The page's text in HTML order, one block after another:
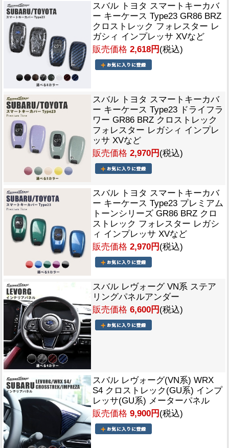
スバル トヨタ スマートキーカバ
ー キーケース Type23 GR86 BRZ
クロストレック フォレスター レ
ガシィ インプレッサ XVなど
販売価格 2,618円 (税込)
スバル トヨタ スマートキーカバ
ー キーケース Type23 ドライフラ
ワー GR86 BRZ クロストレック
フォレスター レガシィ インプレ
ッサ XVなど
販売価格 2,970円 (税込)
スバル トヨタ スマートキーカバ
ー キーケース Type23 プレミアム
トーンシリーズ GR86 BRZ クロ
ストレック フォレスター レガシ
ィ インプレッサ XVなど
販売価格 2,970円 (税込)
スバル レヴォーグ VN系 ステア
リングパネルアンダー
販売価格 6,600円 (税込)
スバル レヴォーグ(VN系) WRX
S4 クロストレック(GU系) インプ
レッサ(GU系) メーターパネル
販売価格 9,900円 (税込)